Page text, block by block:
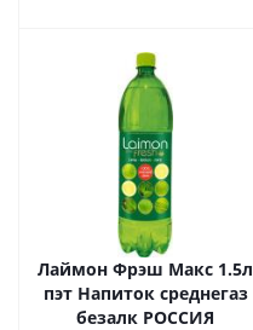
Лаймон Фрэш Макс 1.5л
пэт Напиток среднегаз
безалк РОССИЯ